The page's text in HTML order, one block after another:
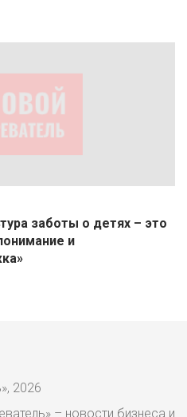
заботы о детях – это
и
2026
– новости бизнеса и